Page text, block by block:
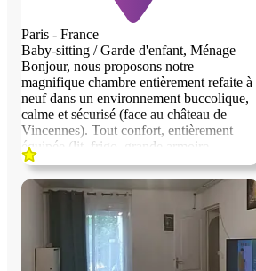
Paris - France
Baby-sitting / Garde d'enfant, Ménage
Bonjour, nous proposons notre
magnifique chambre entièrement refaite à
neuf dans un environnement buccolique,
calme et sécurisé (face au château de
Vincennes). Tout confort, entièrement
équipée (lit, frigo, grande armoire,
rétroprojecteur, bureau...). Nous
recherchons une personne sérieuse et
discrète pour nous aider dans la gestion et
la garde de nos jumeaux de 4 ans. Nous
sommes un couple avec un métier
atypique et des horaires variables. La
personne devra pouvoir preparer les